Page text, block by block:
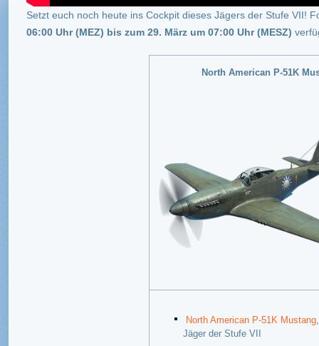
Setzt euch noch heute ins Cockpit dieses Jägers der Stufe VII!
06:00 Uhr (MEZ) bis zum 29. März um 07:00 Uhr (MESZ)
North American P-51K
North American P-51K Mustang
Jäger der Stufe VII